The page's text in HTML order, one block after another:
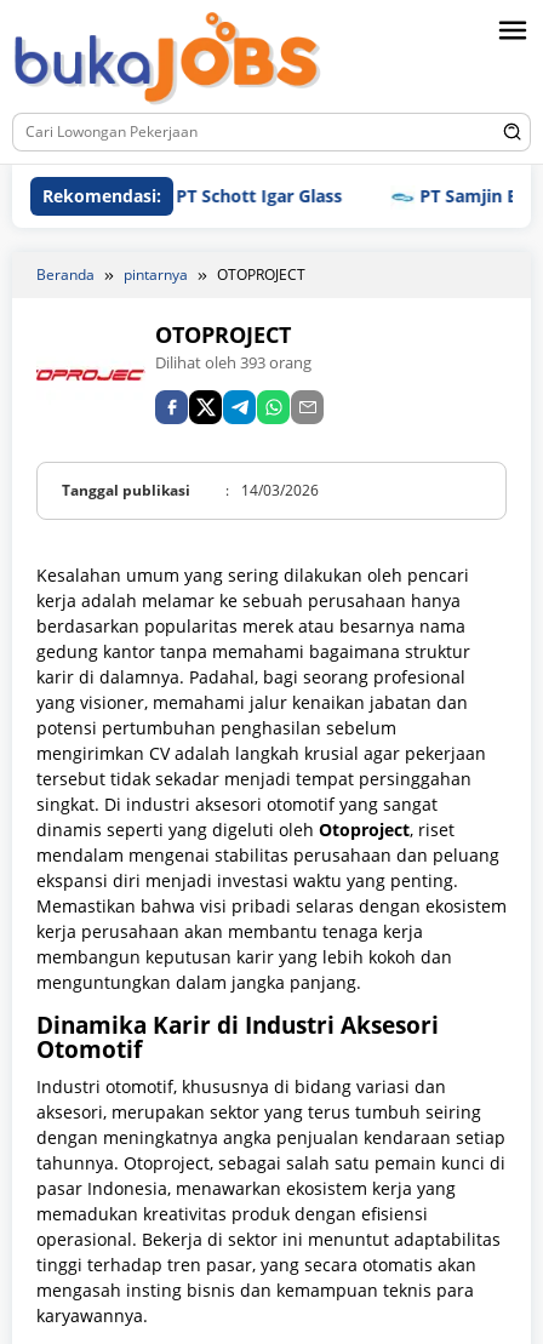
ke
konten
Rekomendasi:PT Schott Igar Glass PT Samjin
Beranda pintarnya OTOPROJECT
OTOPROJECT
Dilihat oleh 393 orang
Tanggal publikasi : 14/03/2026
Kesalahan umum yang sering dilakukan oleh pencari
kerja adalah melamar ke sebuah perusahaan hanya
berdasarkan popularitas merek atau besarnya nama
gedung kantor tanpa memahami bagaimana struktur
karir di dalamnya. Padahal, bagi seorang profesional
yang visioner, memahami jalur kenaikan jabatan dan
potensi pertumbuhan penghasilan sebelum
mengirimkan CV adalah langkah krusial agar pekerjaan
tersebut tidak sekadar menjadi tempat persinggahan
singkat. Di industri aksesori otomotif yang sangat
dinamis seperti yang digeluti oleh Otoproject, riset
mendalam mengenai stabilitas perusahaan dan peluang
ekspansi diri menjadi investasi waktu yang penting.
Memastikan bahwa visi pribadi selaras dengan ekosistem
kerja perusahaan akan membantu tenaga kerja
membangun keputusan karir yang lebih kokoh dan
menguntungkan dalam jangka panjang.
Dinamika Karir di Industri Aksesori
Otomotif
Industri otomotif, khususnya di bidang variasi dan
aksesori, merupakan sektor yang terus tumbuh seiring
dengan meningkatnya angka penjualan kendaraan setiap
tahunnya. Otoproject, sebagai salah satu pemain kunci di
pasar Indonesia, menawarkan ekosistem kerja yang
memadukan kreativitas produk dengan efisiensi
operasional. Bekerja di sektor ini menuntut adaptabilitas
tinggi terhadap tren pasar, yang secara otomatis akan
mengasah insting bisnis dan kemampuan teknis para
karyawannya.